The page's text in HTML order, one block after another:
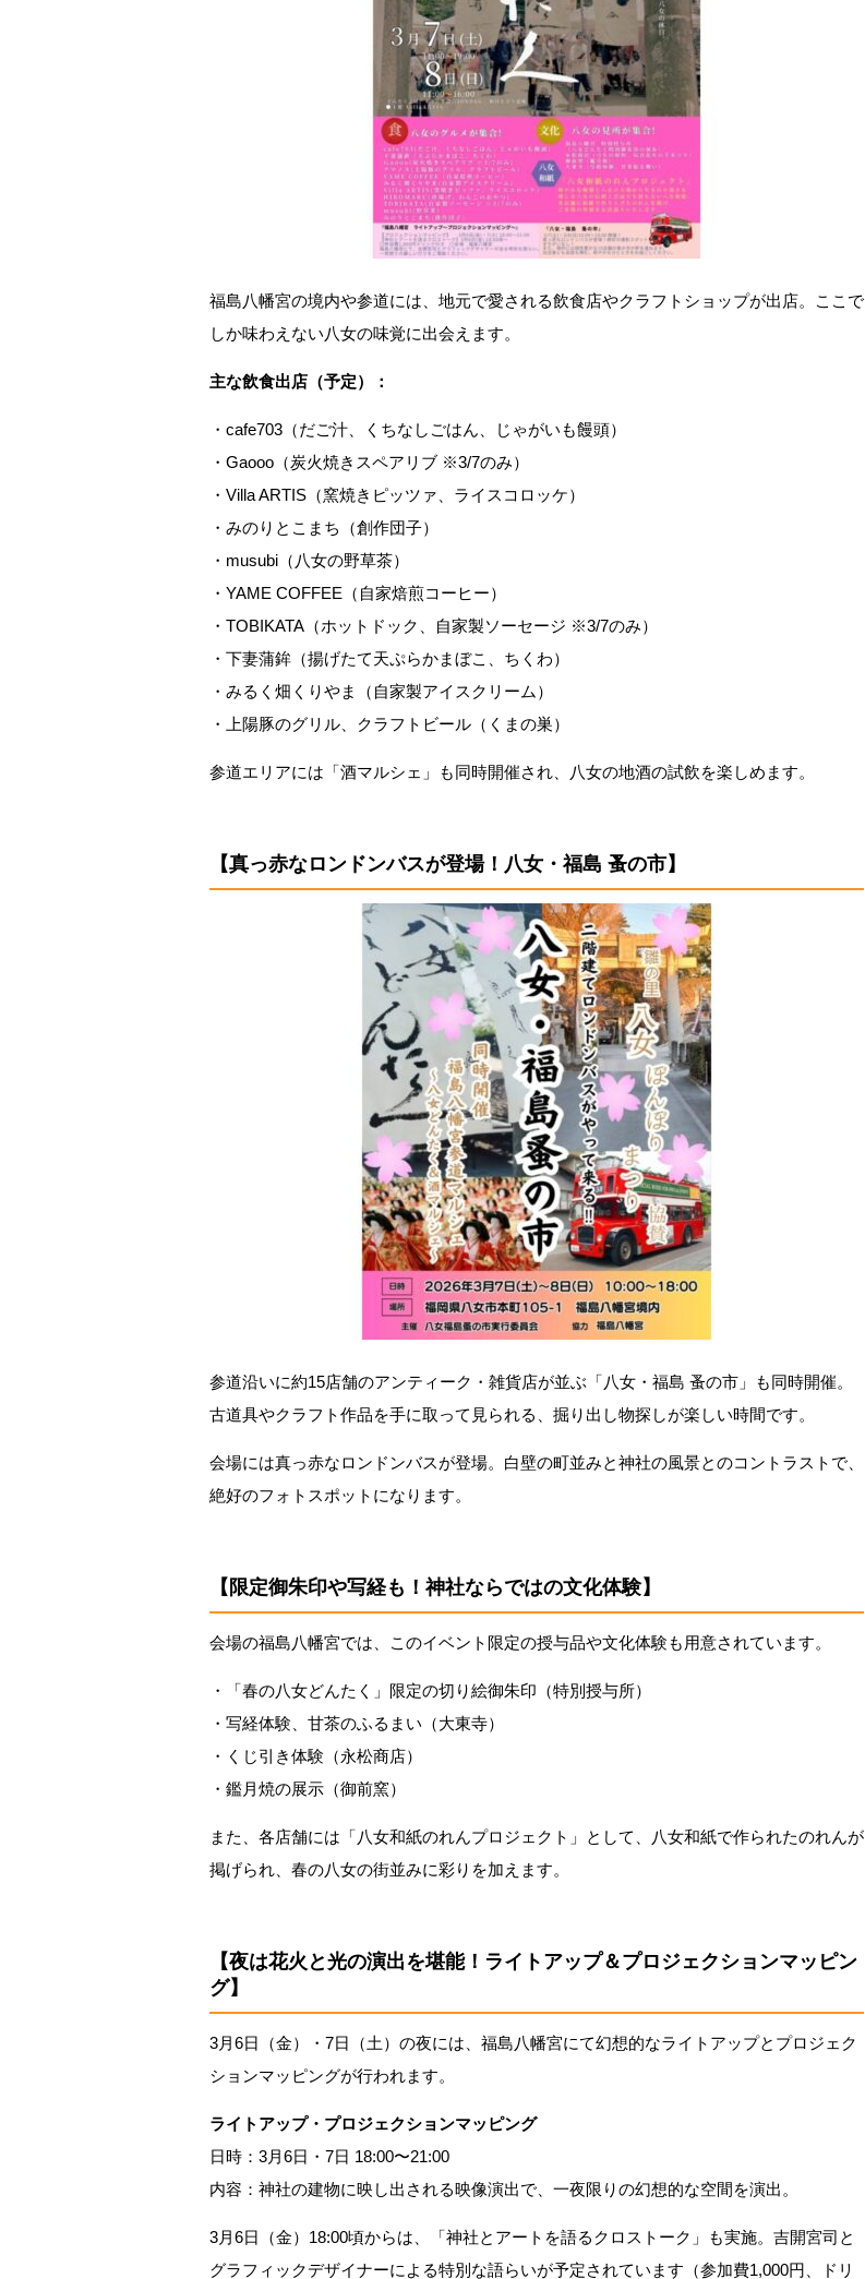
福島八幡宮の境内や参道には、地元で愛される飲食店やクラフトショップが出店。ここで
しか味わえない八女の味覚に出会えます。
主な飲食出店（予定）：
・cafe703（だご汁、くちなしごはん、じゃがいも饅頭）
・Gaooo（炭火焼きスペアリブ ※3/7のみ）
・Villa ARTIS（窯焼きピッツァ、ライスコロッケ）
・みのりとこまち（創作団子）
・musubi（八女の野草茶）
・YAME COFFEE（自家焙煎コーヒー）
・TOBIKATA（ホットドック、自家製ソーセージ ※3/7のみ）
・下妻蒲鉾（揚げたて天ぷらかまぼこ、ちくわ）
・みるく畑くりやま（自家製アイスクリーム）
・上陽豚のグリル、クラフトビール（くまの巣）
参道エリアには「酒マルシェ」も同時開催され、八女の地酒の試飲を楽しめます。
【真っ赤なロンドンバスが登場！八女・福島 蚤の市】
参道沿いに約15店舗のアンティーク・雑貨店が並ぶ「八女・福島 蚤の市」も同時開催。
古道具やクラフト作品を手に取って見られる、掘り出し物探しが楽しい時間です。
会場には真っ赤なロンドンバスが登場。白壁の町並みと神社の風景とのコントラストで、
絶好のフォトスポットになります。
【限定御朱印や写経も！神社ならではの文化体験】
会場の福島八幡宮では、このイベント限定の授与品や文化体験も用意されています。
・「春の八女どんたく」限定の切り絵御朱印（特別授与所）
・写経体験、甘茶のふるまい（大東寺）
・くじ引き体験（永松商店）
・鑑月焼の展示（御前窯）
また、各店舗には「八女和紙のれんプロジェクト」として、八女和紙で作られたのれんが
掲げられ、春の八女の街並みに彩りを加えます。
【夜は花火と光の演出を堪能！ライトアップ＆プロジェクションマッピン
グ】
3月6日（金）・7日（土）の夜には、福島八幡宮にて幻想的なライトアップとプロジェク
ションマッピングが行われます。
ライトアップ・プロジェクションマッピング
日時：3月6日・7日 18:00〜21:00
内容：神社の建物に映し出される映像演出で、一夜限りの幻想的な空間を演出。
3月6日（金）18:00頃からは、「神社とアートを語るクロストーク」も実施。吉開宮司と
グラフィックデザイナーによる特別な語らいが予定されています（参加費1,000円、ドリ